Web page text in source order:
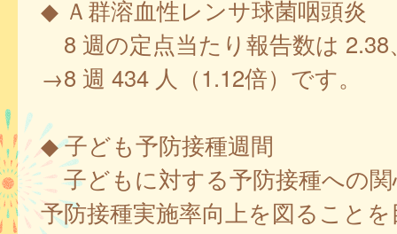
◆ Ａ群溶血性レンサ球菌咽頭炎
8 週の定点当たり報告数は 2.38
→8 週 434 人（1.12倍）です。
◆ 子ども予防接種週間
子どもに対する予防接種への関
予防接種実施率向上を図ること